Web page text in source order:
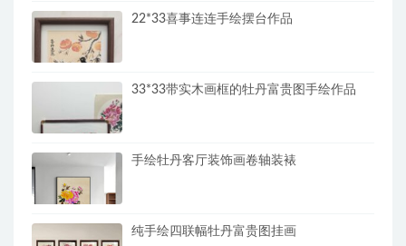
22*33喜事连连手绘摆台作品
33*33带实木画框的牡丹富贵图手绘作品
手绘牡丹客厅装饰画卷轴装裱
纯手绘四联幅牡丹富贵图挂画